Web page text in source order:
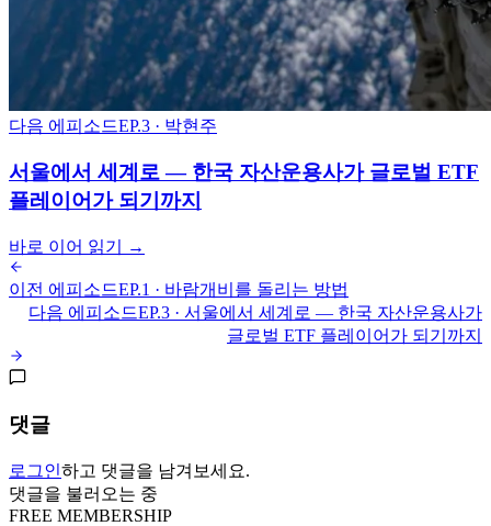
다음 에피소드EP.3 · 박현주
서울에서 세계로 — 한국 자산운용사가 글로벌 ETF
플레이어가 되기까지
바로 이어 읽기 →
이전 에피소드EP.1 · 바람개비를 돌리는 방법
다음 에피소드EP.3 · 서울에서 세계로 — 한국 자산운용사가
글로벌 ETF 플레이어가 되기까지
댓글
로그인하고 댓글을 남겨보세요.
댓글을 불러오는 중
FREE MEMBERSHIP